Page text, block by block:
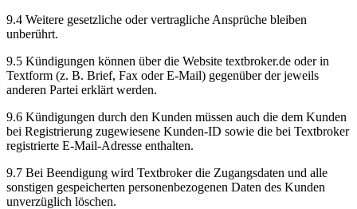
9.4 Weitere gesetzliche oder vertragliche Ansprüche bleiben
unberührt.
9.5 Kündigungen können über die Website textbroker.de oder in
Textform (z. B. Brief, Fax oder E-Mail) gegenüber der jeweils
anderen Partei erklärt werden.
9.6 Kündigungen durch den Kunden müssen auch die dem Kunden
bei Registrierung zugewiesene Kunden-ID sowie die bei Textbroker
registrierte E-Mail-Adresse enthalten.
9.7 Bei Beendigung wird Textbroker die Zugangsdaten und alle
sonstigen gespeicherten personenbezogenen Daten des Kunden
unverzüglich löschen.